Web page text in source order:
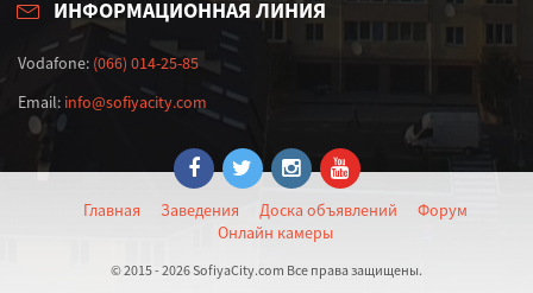
ИНФОРМАЦИОННАЯ ЛИНИЯ
Vodafone: (066) 014-25-85
Email: info@sofiyacity.com
Главная Заведения Доска объявлений
Форум
Онлайн камеры
© 2015 - 2026 SofiyaCity.com Все права защищены.